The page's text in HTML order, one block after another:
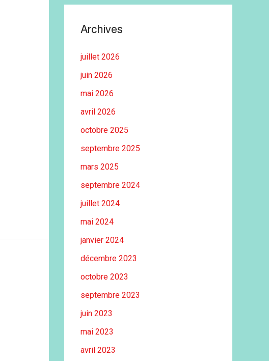
Archives
juillet 2026
juin 2026
mai 2026
avril 2026
octobre 2025
septembre 2025
mars 2025
septembre 2024
juillet 2024
mai 2024
janvier 2024
décembre 2023
octobre 2023
septembre 2023
juin 2023
mai 2023
avril 2023